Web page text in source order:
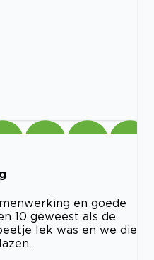
en goede
10 geweest als de
lek was en we die